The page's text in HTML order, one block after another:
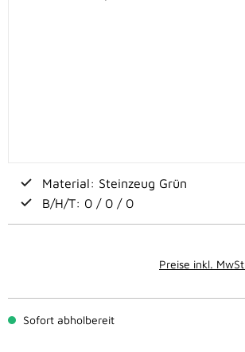
Material: Steinzeug Grün
B/H/T: 0 / 0 / 0
Preise inkl.
Sofort abholbereit